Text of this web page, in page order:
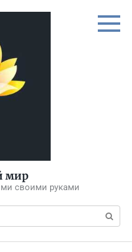
мир
своими руками